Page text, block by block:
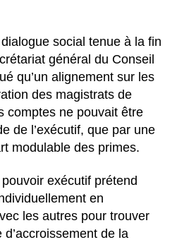
social tenue à la fin
général du Conseil
qu’un alignement sur les
des magistrats de
comptes ne pouvait être
de l’exécutif, que par une
modulable des primes.
exécutif prétend
en
les autres pour trouver
de la